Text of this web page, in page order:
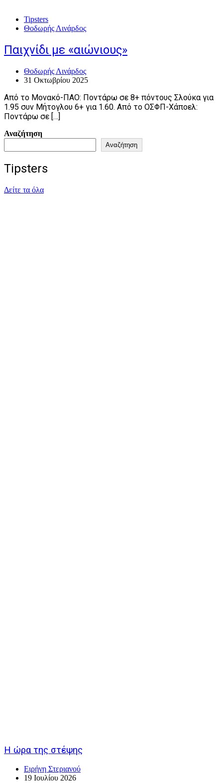
Tipsters
Θοδωρής Λινάρδος
Παιχνίδι με «αιώνιους»
Θοδωρής Λινάρδος
31 Οκτωβρίου 2025
Aπό το Μονακό-ΠΑΟ: Ποντάρω σε 8+ πόντους Σλούκα για
1.95 συν Μήτογλου 6+ για 1.60. Από το ΟΣΦΠ-Χάποελ:
Ποντάρω σε […]
Αναζήτηση
Αναζήτηση
Tipsters
Δείτε τα όλα
Η ώρα της στέψης
Ειρήνη Στεριανού
19 Ιουλίου 2026